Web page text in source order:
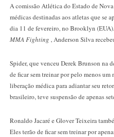
A comissão Atlética do Estado de
médicas destinadas aos atletas que se
dia 11 de fevereiro, no Brooklyn
MMA Fighting , Anderson Silva
Spider, que venceu Derek Brunson na
de ficar sem treinar por pelo menos um
liberação médica para adiantar seu
brasileiro, teve suspensão de apenas
Ronaldo Jacaré e Glover Teixeira
Eles terão de ficar sem treinar por